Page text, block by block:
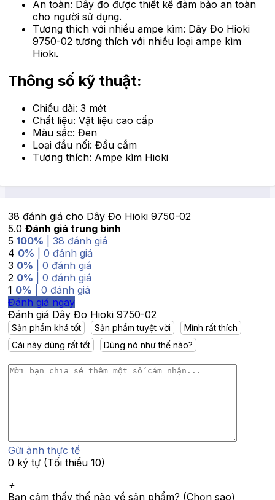
An toàn: Dây đo được thiết kế đảm bảo an toàn
cho người sử dụng.
Tương thích với nhiều ampe kìm: Dây Đo Hioki
9750-02 tương thích với nhiều loại ampe kìm
Hioki.
Thông số kỹ thuật:
Chiều dài: 3 mét
Chất liệu: Vật liệu cao cấp
Màu sắc: Đen
Loại đầu nối: Đầu cắm
Tương thích: Ampe kìm Hioki
38 đánh giá cho Dây Đo Hioki 9750-02
5.0 Đánh giá trung bình
5 100% | 38 đánh giá
4 0% | 0 đánh giá
3 0% | 0 đánh giá
2 0% | 0 đánh giá
1 0% | 0 đánh giá
Đánh giá ngay
Đánh giá Dây Đo Hioki 9750-02
Sản phẩm khá tốt Sản phẩm tuyệt vời
Mình rất thích
Cái này dùng rất tốt
Dùng nó như thế nào?
Gửi ảnh thực tế
0 ký tự (Tối thiểu 10)
+
Bạn cảm thấy thế nào về sản phẩm? (Chọn sao)